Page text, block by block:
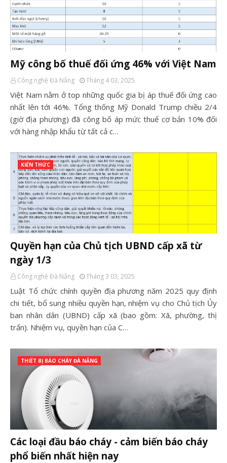
Mỹ công bố thuế đối ứng 46% với Việt Nam
Công nghệ Đà Nẵng Tháng 4 03, 2025
Việt Nam nằm ở top những quốc gia bị áp thuế đối ứng cao
nhất lên tới 46%. Tổng thống Mỹ Donald Trump chiều 2/4
(giờ địa phương) đã công bố áp mức thuế cơ bản 10% đối
với hàng nhập khẩu từ tất cả c…
KIẾN THỨC
Quyền hạn của Chủ tịch UBND cấp xã từ
ngày 1/3
Công nghệ Đà Nẵng Tháng 3 03, 2025
Luật Tổ chức chính quyền địa phương năm 2025 quy định
chi tiết, bổ sung nhiều quyền hạn, nhiệm vụ cho Chủ tịch Ủy
ban nhân dân (UBND) cấp xã (bao gồm: Xã, phường, thị
trấn). Nhiệm vụ, quyền hạn của C…
THIẾT BỊ BÁO CHÁY ĐÀ NẴNG
Các loại đầu báo cháy - cảm biến báo cháy
phổ biến nhất hiện nay